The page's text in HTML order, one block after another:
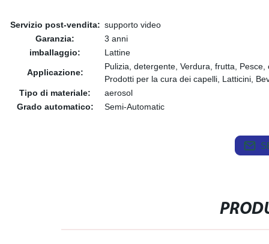
Servizio post-vendita: supporto video
Garanzia:
3 anni
imballaggio:
Lattine
Applicazione:
Pulizia, detergente, Verdura, frutta,
Prodotti per la cura dei capelli, Latticini,
Tipo di materiale:
aerosol
Grado automatico:
Semi-Automatic